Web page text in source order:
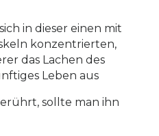
in dieser einen mit
konzentrierten,
das Lachen des
Leben aus
sollte man ihn